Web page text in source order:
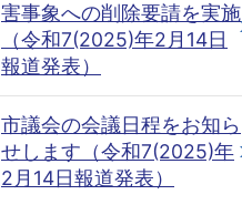
害事象への削除要請を実施
（令和7(2025)年2月14日
報道発表）
市議会の会議日程をお知ら
せします（令和7(2025)年
2月14日報道発表）